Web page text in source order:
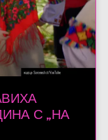
С „НА